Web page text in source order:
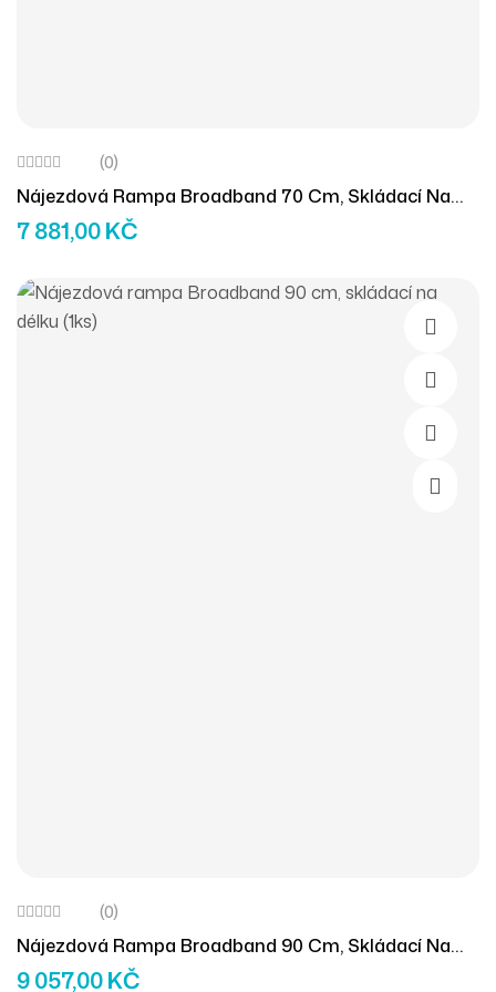
(0)
Nájezdová Rampa Broadband 70 Cm, Skládací Na
Délku (1ks)
7 881,00KČ
Přidat
(0)
Nájezdová Rampa Broadband 90 Cm, Skládací Na
Délku (1ks)
9 057,00KČ